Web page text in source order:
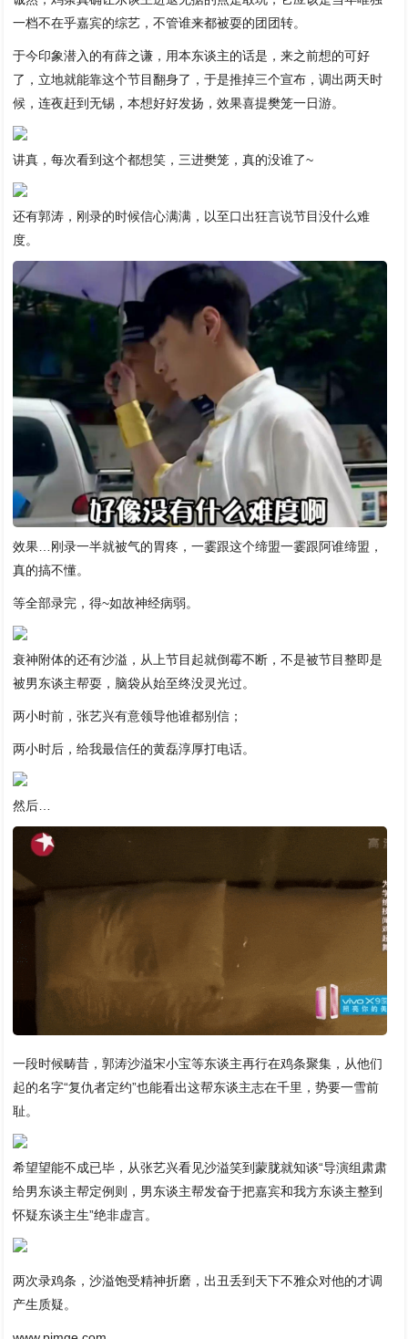
一档不在乎嘉宾的综艺，不管谁来都被耍的团团转。
于今印象潜入的有薛之谦，用本东谈主的话是，来之前想的可好
了，立地就能靠这个节目翻身了，于是推掉三个宣布，调出两天时
候，连夜赶到无锡，本想好好发扬，效果喜提樊笼一日游。
讲真，每次看到这个都想笑，三进樊笼，真的没谁了~
还有郭涛，刚录的时候信心满满，以至口出狂言说节目没什么难
度。
效果…刚录一半就被气的胃疼，一霎跟这个缔盟一霎跟阿谁缔盟，
真的搞不懂。
等全部录完，得~如故神经病弱。
衰神附体的还有沙溢，从上节目起就倒霉不断，不是被节目整即是
被男东谈主帮耍，脑袋从始至终没灵光过。
两小时前，张艺兴有意领导他谁都别信；
两小时后，给我最信任的黄磊淳厚打电话。
然后…
一段时候畴昔，郭涛沙溢宋小宝等东谈主再行在鸡条聚集，从他们
起的名字“复仇者定约”也能看出这帮东谈主志在千里，势要一雪前
耻。
希望望能不成已毕，从张艺兴看见沙溢笑到蒙胧就知谈“导演组肃肃
给男东谈主帮定例则，男东谈主帮发奋于把嘉宾和我方东谈主整到
怀疑东谈主生”绝非虚言。
两次录鸡条，沙溢饱受精神折磨，出丑丢到天下不雅众对他的才调
产生质疑。